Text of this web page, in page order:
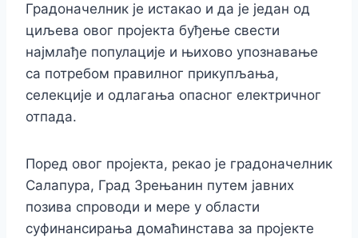
Градоначелник је истакао и да је један од
циљева овог пројекта буђење свести
најмлађе популације и њихово упознавање
са потребом правилног прикупљања,
селекције и одлагања опасног електричног
отпада.
Поред овог пројекта, рекао је градоначелник
Салапура, Град Зрењанин путем jавних
позива спроводи и мере у области
суфинансирања домаћинстава за пројекте